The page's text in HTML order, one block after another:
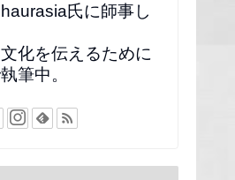
氏に師事し
化を伝えるために
筆中。